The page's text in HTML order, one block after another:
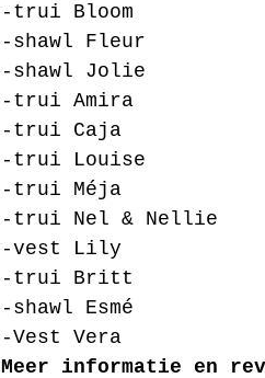
-trui Bloom
-shawl Fleur
-shawl Jolie
-trui Amira
-trui Caja
-trui Louise
-trui Méja
-trui Nel & Nellie
-vest Lily
-trui Britt
-shawl Esmé
-Vest Vera
Meer informatie en